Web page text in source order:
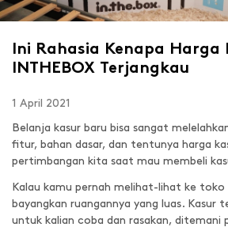
Ini Rahasia Kenapa Harga
INTHEBOX Terjangkau
1 April 2021
Belanja kasur baru bisa sangat
fitur, bahan dasar, dan tentunya harga
pertimbangan kita saat mau membeli
Kalau kamu pernah melihat-lihat ke toko
bayangkan ruangannya yang luas. Kasur
untuk kalian coba dan rasakan, ditemani